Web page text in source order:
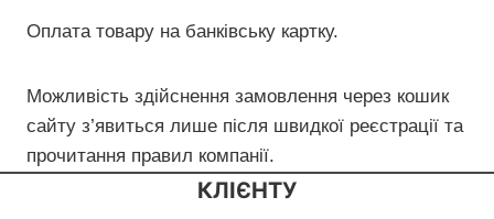
Оплата товару на банківську картку.
Можливість здійснення замовлення через кошик
сайту з’явиться лише після швидкої реєстрації та
прочитання правил компанії.
КЛІЄНТУ